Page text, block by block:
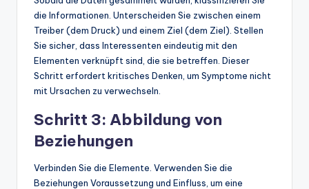
die Informationen. Unterscheiden Sie zwischen einem
Treiber (dem Druck) und einem Ziel (dem Ziel). Stellen
Sie sicher, dass Interessenten eindeutig mit den
Elementen verknüpft sind, die sie betreffen. Dieser
Schritt erfordert kritisches Denken, um Symptome nicht
mit Ursachen zu verwechseln.
Schritt 3: Abbildung von
Beziehungen
Verbinden Sie die Elemente. Verwenden Sie die
Beziehungen Voraussetzung und Einfluss, um eine